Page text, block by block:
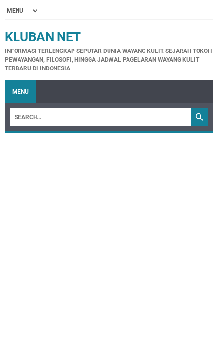
KLUBAN NET
INFORMASI TERLENGKAP SEPUTAR DUNIA WAYANG KULIT, SEJARAH TOKOH
PEWAYANGAN, FILOSOFI, HINGGA JADWAL PAGELARAN WAYANG KULIT
TERBARU DI INDONESIA
MENU